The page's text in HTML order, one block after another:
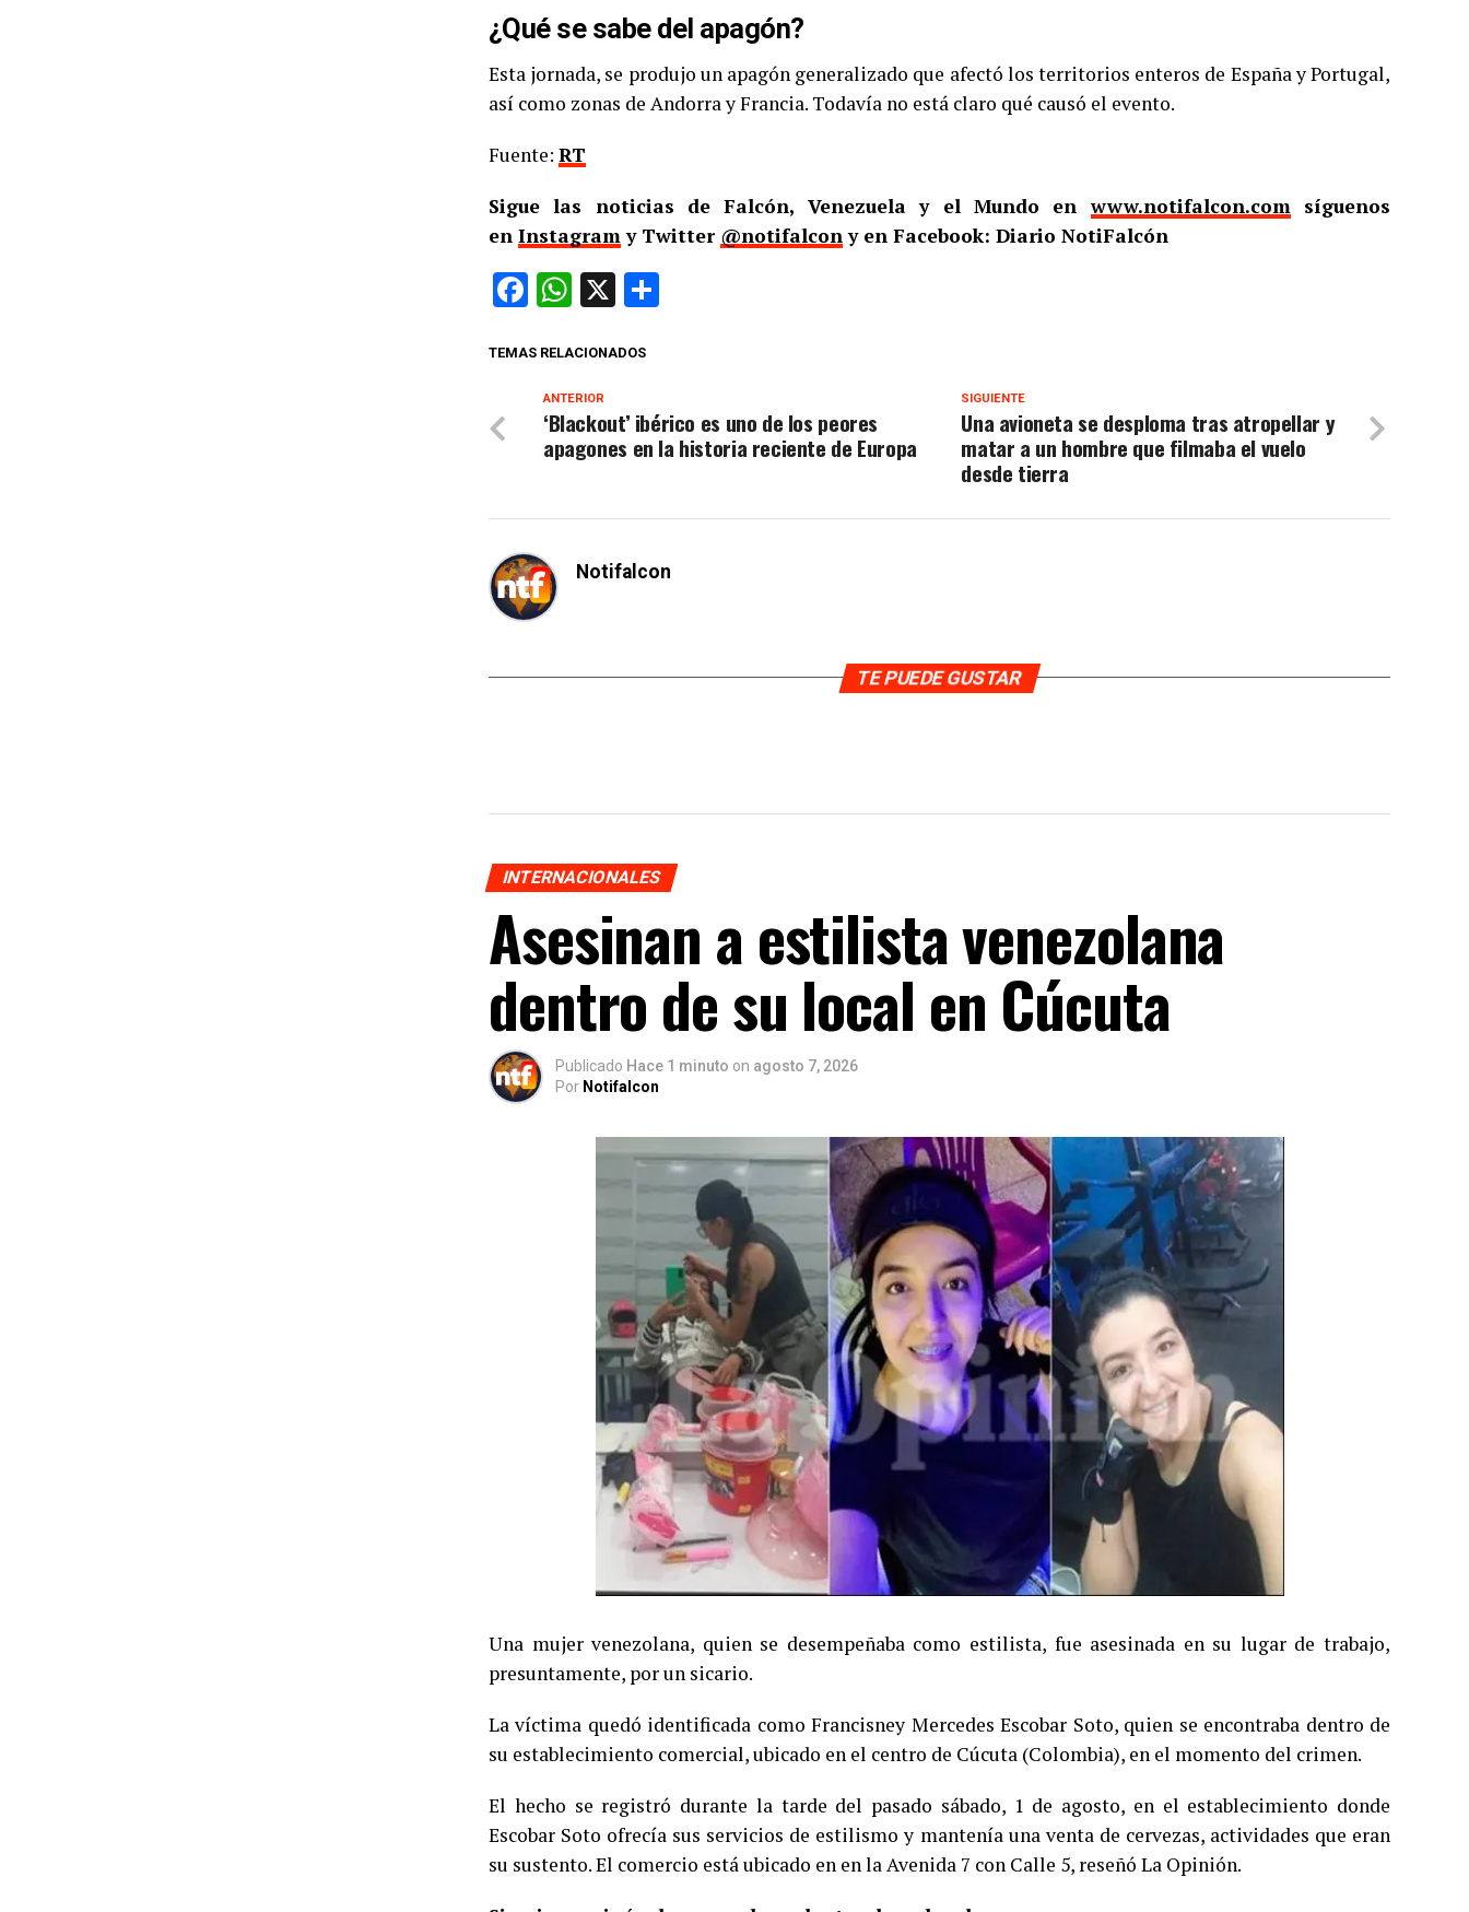
¿Qué se sabe del apagón?
Esta jornada, se produjo un apagón generalizado que afectó los territorios enteros de España y Portugal,
así como zonas de Andorra y Francia. Todavía no está claro qué causó el evento.
Fuente: RT
Sigue las noticias de Falcón, Venezuela y el Mundo enwww.notifalcon.comsíguenos
en Instagramy Twitter @notifalcony en Facebook: Diario NotiFalcón
Facebook
WhatsApp
X
TEMAS RELACIONADOS
SIGUIENTE
Una avioneta se desploma tras atropellar y
matar a un hombre que filmaba el vuelo
desde tierra
ANTERIOR
‘Blackout’ ibérico es uno de los peores
apagones en la historia reciente de Europa
Notifalcon
TE PUEDE GUSTAR
INTERNACIONALES
Asesinan a estilista venezolana
dentro de su local en Cúcuta
Publicado Hace 1 minuto on agosto 7, 2026
Por Notifalcon
Una mujer venezolana, quien se desempeñaba como estilista, fue asesinada en su lugar de trabajo,
presuntamente, por un sicario.
La víctima quedó identificada como Francisney Mercedes Escobar Soto, quien se encontraba dentro de
su establecimiento comercial, ubicado en el centro de Cúcuta (Colombia), en el momento del crimen.
El hecho se registró durante la tarde del pasado sábado, 1 de agosto, en el establecimiento donde
Escobar Soto ofrecía sus servicios de estilismo y mantenía una venta de cervezas, actividades que eran
su sustento. El comercio está ubicado en en la Avenida 7 con Calle 5, reseñó La Opinión.